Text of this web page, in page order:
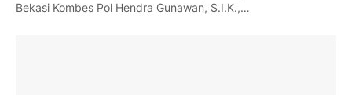
Bekasi Kombes Pol Hendra Gunawan, S.I.K.,…